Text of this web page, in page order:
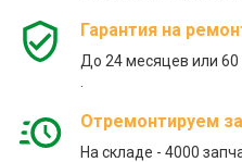
Гарантия на
До 24 месяцев или
Отремонтируем
На складе - 4000